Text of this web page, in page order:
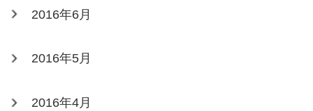
2016年6月
2016年5月
2016年4月